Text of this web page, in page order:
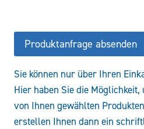
NOT-
220VDC
Menge
Produktanfrage absenden
Sie können nur über Ihren
Hier haben Sie die
von Ihnen gewählten
erstellen Ihnen dann ein